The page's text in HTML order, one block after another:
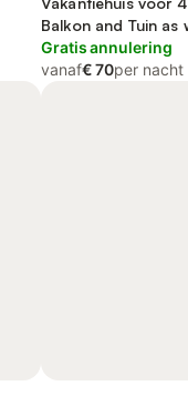
Balkon and Tuin as
Kinderzwembad
Gratis annulering
vanaf€ 70per nacht